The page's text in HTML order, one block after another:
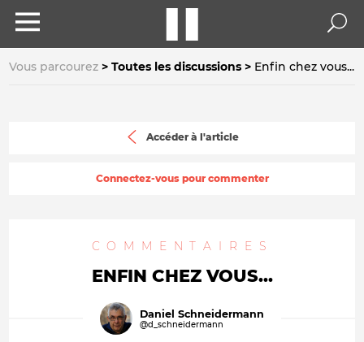
Vous parcourez Toutes les discussions Enfin chez vous...
Accéder à l'article
Connectez-vous pour commenter
COMMENTAIRES
ENFIN CHEZ VOUS...
Daniel Schneidermann
@d_schneidermann